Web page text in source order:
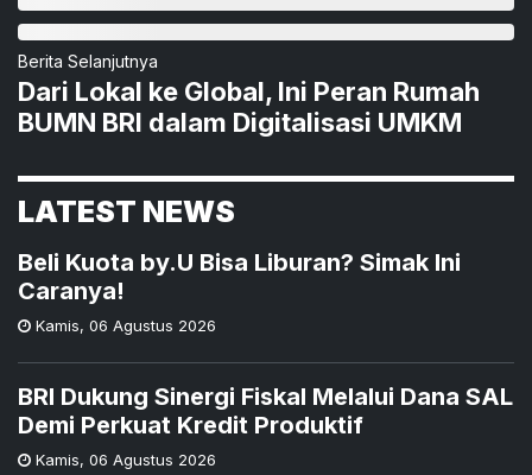
Berita Selanjutnya
Dari Lokal ke Global, Ini Peran Rumah
BUMN BRI dalam Digitalisasi UMKM
LATEST NEWS
Beli Kuota by.U Bisa Liburan? Simak Ini
Caranya!
Kamis, 06 Agustus 2026
BRI Dukung Sinergi Fiskal Melalui Dana SAL
Demi Perkuat Kredit Produktif
Kamis, 06 Agustus 2026